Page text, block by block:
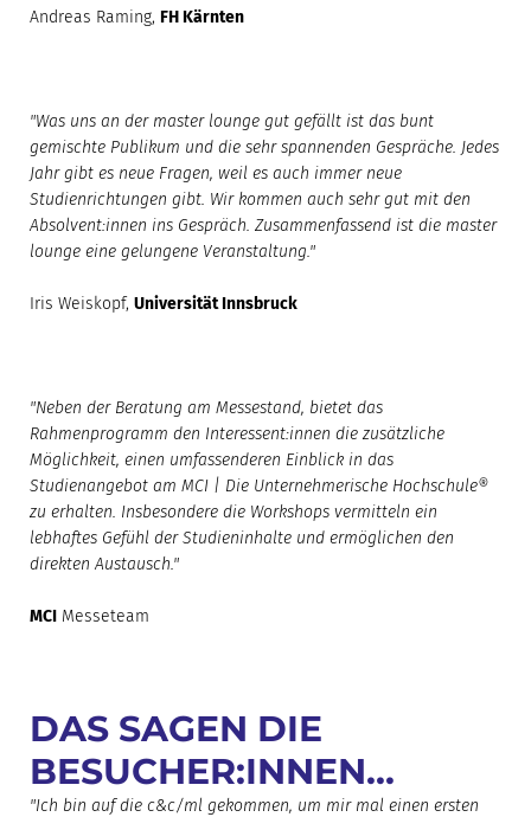
Andreas Raming, FH Kärnten
"Was uns an der master lounge gut gefällt ist das bunt
gemischte Publikum und die sehr spannenden Gespräche. Jedes
Jahr gibt es neue Fragen, weil es auch immer neue
Studienrichtungen gibt. Wir kommen auch sehr gut mit den
Absolvent:innen ins Gespräch. Zusammenfassend ist die master
lounge eine gelungene Veranstaltung."
Iris Weiskopf, Universität Innsbruck
"Neben der Beratung am Messestand, bietet das
Rahmenprogramm den Interessent:innen die zusätzliche
Möglichkeit, einen umfassenderen Einblick in das
Studienangebot am MCI | Die Unternehmerische Hochschule®
zu erhalten. Insbesondere die Workshops vermitteln ein
lebhaftes Gefühl der Studieninhalte und ermöglichen den
direkten Austausch."
MCI Messeteam
DAS SAGEN DIE
BESUCHER:INNEN...
"Ich bin auf die c&c/ml gekommen, um mir mal einen ersten